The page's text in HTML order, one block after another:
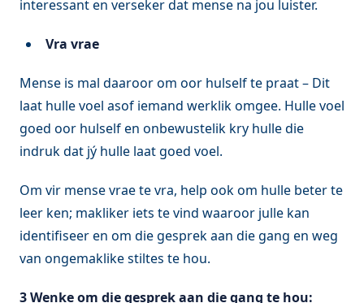
interessant en verseker dat mense na jou luister.
Vra vrae
Mense is mal daaroor om oor hulself te praat – Dit
laat hulle voel asof iemand werklik omgee. Hulle voel
goed oor hulself en onbewustelik kry hulle die
indruk dat jý hulle laat goed voel.
Om vir mense vrae te vra, help ook om hulle beter te
leer ken; makliker iets te vind waaroor julle kan
identifiseer en om die gesprek aan die gang en weg
van ongemaklike stiltes te hou.
3 Wenke om die gesprek aan die gang te hou: